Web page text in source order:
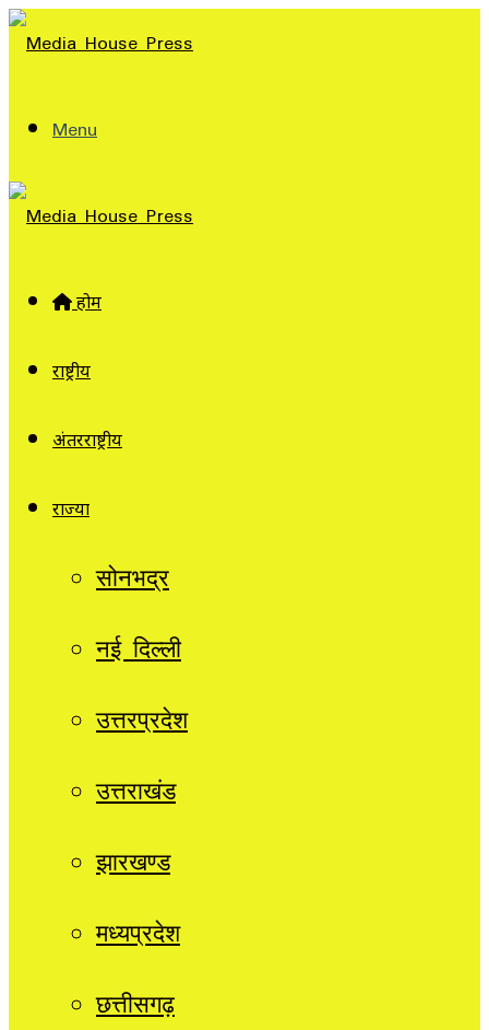
Menu
होम
राष्ट्रीय
अंतरराष्ट्रीय
राज्यों
सोनभद्र
नई दिल्ली
उत्तरप्रदेश
उत्तराखंड
झारखण्ड
मध्यप्रदेश
छत्तीसगढ़